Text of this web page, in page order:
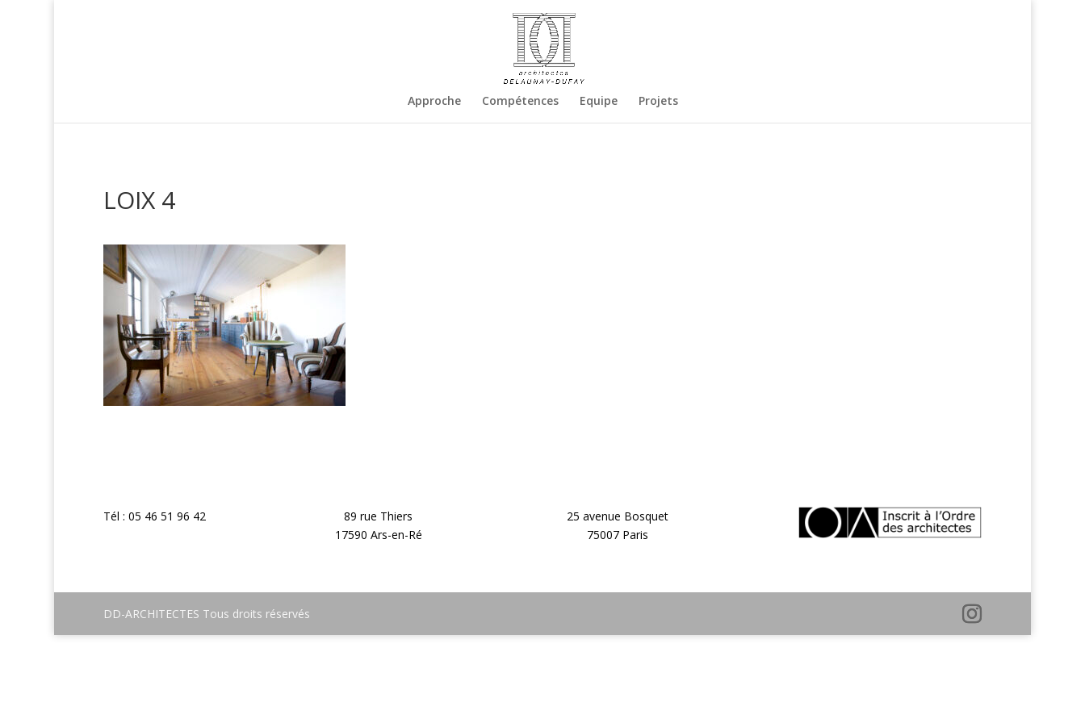
Approche Compétences Equipe Projets
LOIX 4
Tél : 05 46 51 96 42
89 rue Thiers
17590 Ars-en-Ré
25 avenue Bosquet
75007 Paris
DD-ARCHITECTES Tous droits réservés